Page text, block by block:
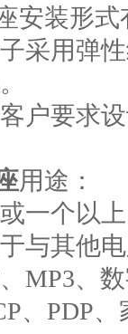
安装形
采用弹
户要求
用途：
一个以
与其他
MP3、
、PDP